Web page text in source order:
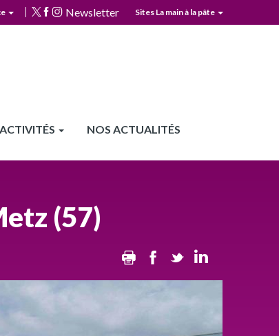
Newsletter Sites La main à la pâte
NOS ACTUALITÉS
(57)
Print Facebook
Twitter